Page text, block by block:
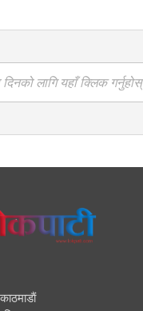
दिनको लागि यहाँ क्लिक गर्नुहोस्